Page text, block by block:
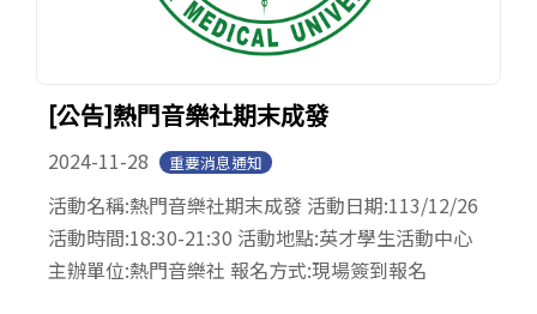
[公告]熱門音樂社期末成發
2024-11-28 重要消息通知
活動名稱:熱門音樂社期末成發 活動日期:113/12/26
活動時間:18:30-21:30 活動地點:英才學生活動中心
主辦單位:熱門音樂社 報名方式:現場簽到報名